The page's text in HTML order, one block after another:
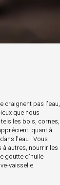
craignent pas l’eau,
que nous
les bois, cornes,
quant à
l’eau ! Vous
autres, nourrir les
goutte d’huile
vaisselle.